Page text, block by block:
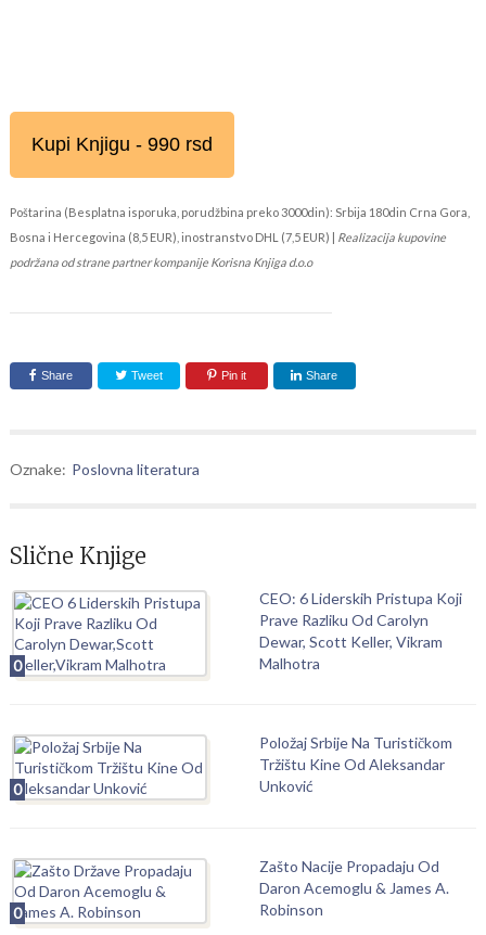
Kupi Knjigu - 990 rsd
Poštarina (Besplatna isporuka, porudžbina preko 3000din): Srbija 180din Crna Gora,
Bosna i Hercegovina (8,5 EUR), inostranstvo DHL (7,5 EUR) | Realizacija kupovine
podržana od strane partner kompanije Korisna Knjiga d.o.o
Share Tweet Pin it Share
Oznake: Poslovna literatura
Slične Knjige
0
CEO: 6 Liderskih Pristupa Koji
Prave Razliku Od Carolyn
Dewar, Scott Keller, Vikram
Malhotra
0
Položaj Srbije Na Turističkom
Tržištu Kine Od Aleksandar
Unković
0
Zašto Nacije Propadaju Od
Daron Acemoglu & James A.
Robinson